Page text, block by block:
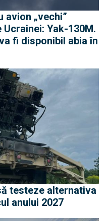
avion „vechi”
Yak-130M.
fi disponibil abia în
testeze alternativa
anului 2027